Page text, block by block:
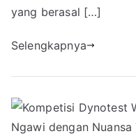
yang berasal […]
Selengkapnya